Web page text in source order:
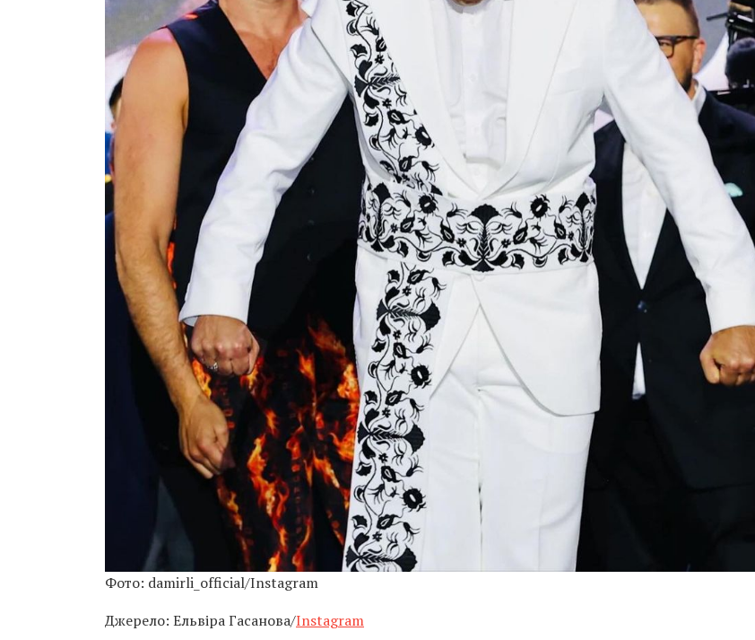
Фото: damirli_official/Instagram
Джерело: Ельвіра Гасанова/Instagram